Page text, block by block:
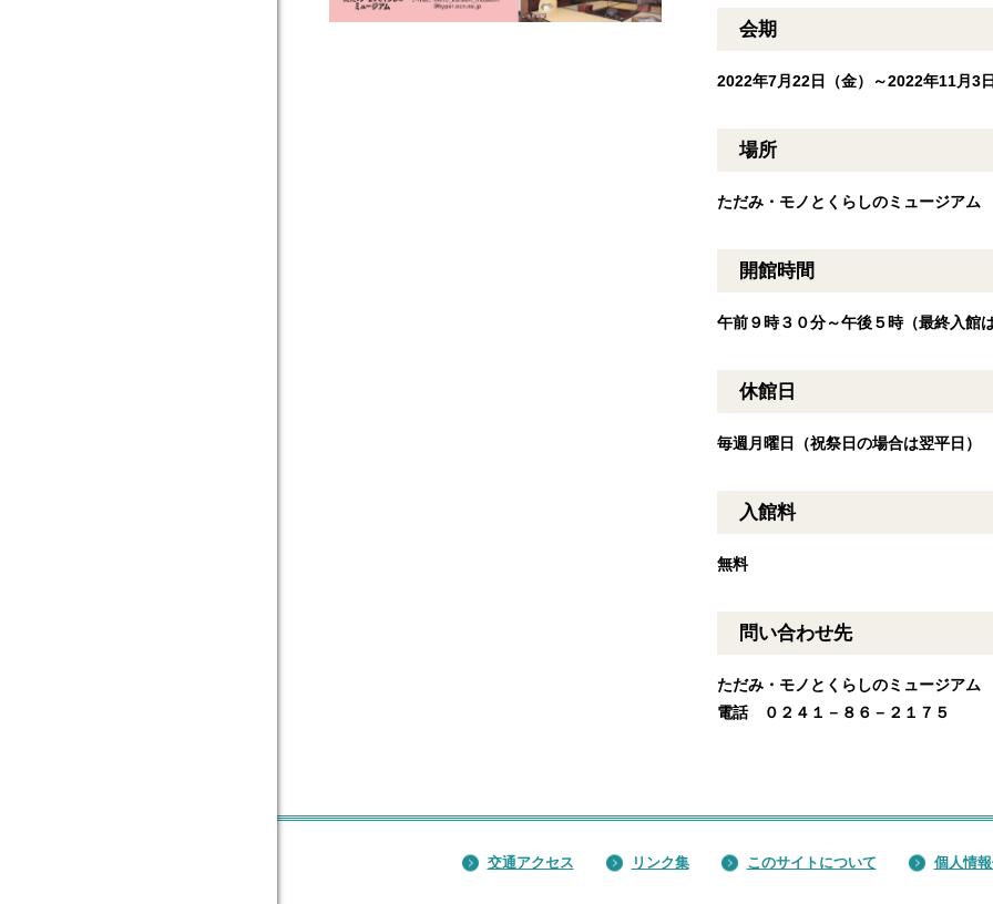
会期
2022年7月22日（金）～2022年11月3
場所
ただみ・モノとくらしのミュージア
開館時間
午前９時３０分～午後５時（最終入館
休館日
毎週月曜日（祝祭日の場合は翌平日）
入館料
無料
問い合わせ先
ただみ・モノとくらしのミュージアム
電話 ０２４１－８６－２１７５
交通アクセス リンク集 このサイトについて 個人情